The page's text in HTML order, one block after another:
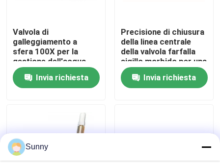
Controllo della qualità
Contattaci
servizi internazionali di spedizione del trasporto
Acquisti transfrontalieri
Valvola di
galleggiamento a
sfera 100X per la
gestione dell'acqua
Invia richiesta
Precisione di chiusura
della linea centrale
della valvola farfalla
sigillo morbido per una
regolazione accurata
del flussoInvia richiesta
Sunny